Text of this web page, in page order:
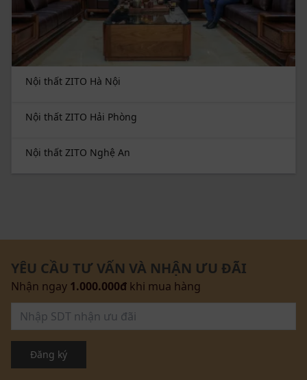
Nội thất ZITO Hà Nội
Nội thất ZITO Hải Phòng
Nội thất ZITO Nghệ An
YÊU CẦU TƯ VẤN VÀ NHẬN ƯU ĐÃI
Nhận ngay 1.000.000đ khi mua hàng
Đăng ký